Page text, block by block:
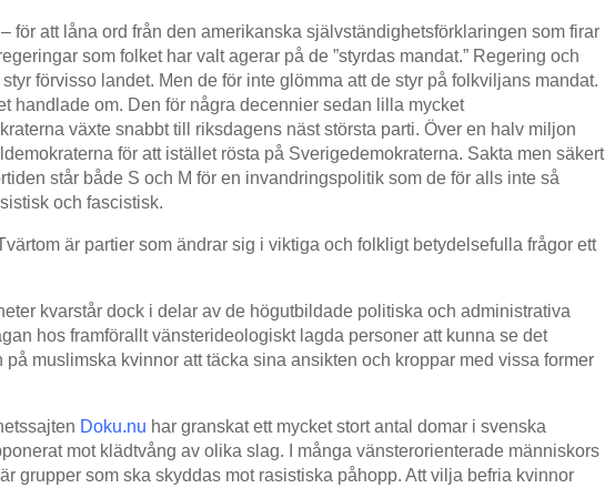
för att låna ord från den amerikanska självständighetsförklaringen som firar
som folket har valt agerar på de ”styrdas mandat.” Regering och
förvisso landet. Men de för inte glömma att de styr på folkviljans mandat.
handlade om. Den för några decennier sedan lilla mycket
växte snabbt till riksdagens näst största parti. Över en halv miljon
för att istället rösta på Sverigedemokraterna. Sakta men säkert
står både S och M för en invandringspolitik som de för alls inte så
och fascistisk.
är partier som ändrar sig i viktiga och folkligt betydelsefulla frågor ett
kvarstår dock i delar av de högutbildade politiska och administrativa
hos framförallt vänsterideologiskt lagda personer att kunna se det
muslimska kvinnor att täcka sina ansikten och kroppar med vissa former
Doku.nu har granskat ett mycket stort antal domar i svenska
mot klädtvång av olika slag. I många vänsterorienterade människors
grupper som ska skyddas mot rasistiska påhopp. Att vilja befria kvinnor